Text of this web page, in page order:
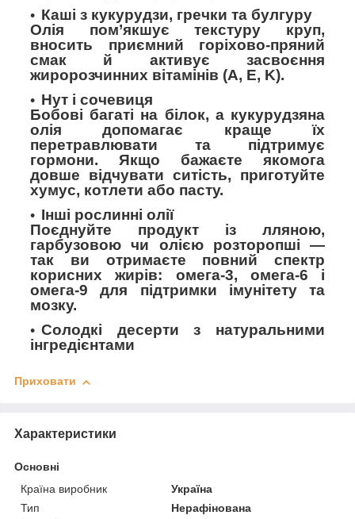
Каші з кукурудзи, гречки та булгуру
Олія пом’якшує текстуру круп,
вносить приємний горіхово-пряний
смак й активує засвоєння
жиророзчинних вітамінів (A, E, K).
Нут і сочевиця
Бобові багаті на білок, а кукурудзяна
олія допомагає краще їх
перетравлювати та підтримує
гормони. Якщо бажаєте якомога
довше відчувати ситість, приготуйте
хумус, котлети або пасту.
Інші рослинні олії
Поєднуйте продукт із лляною,
гарбузовою чи олією розторопші —
так ви отримаєте повний спектр
корисних жирів: омега-3, омега-6 і
омега-9 для підтримки імунітету та
мозку.
Солодкі десерти з натуральними
інгредієнтами
Приховати
Характеристики
Основні
Країна виробник
Україна
Тип
Нерафінована